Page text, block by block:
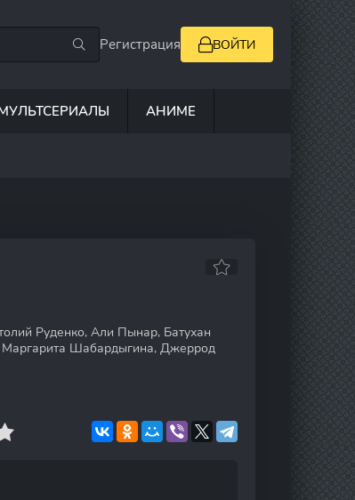
Регистрация ВОЙТИ
АНИМЕ
Руденко, Али Пынар, Батухан
Шабардыгина, Джеррод